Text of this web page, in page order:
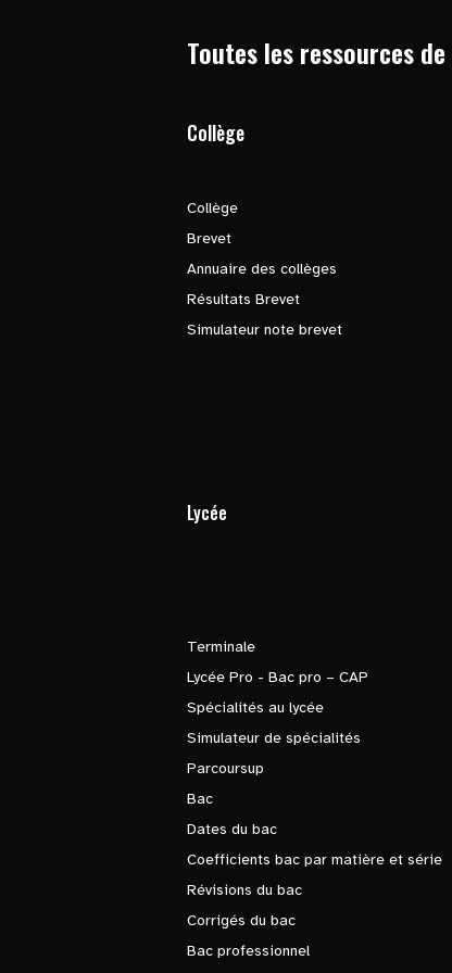
Toutes les ressources de
Collège
Collège
Brevet
Annuaire des collèges
Résultats Brevet
Simulateur note brevet
Lycée
Terminale
Lycée Pro - Bac pro – CAP
Spécialités au lycée
Simulateur de spécialités
Parcoursup
Bac
Dates du bac
Coefficients bac par matière et série
Révisions du bac
Corrigés du bac
Bac professionnel